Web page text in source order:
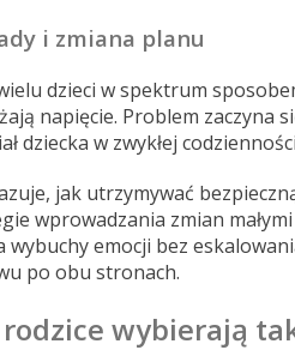
i zmiana planu
dzieci w spektrum
napięcie. Problem zaczyna
dziecka w zwykłej
jak utrzymywać
wprowadzania zmian
wybuchy emocji bez
po obu stronach.
rodzice wybierają